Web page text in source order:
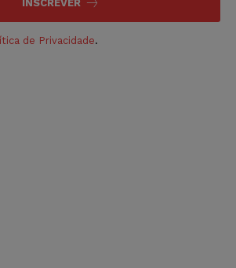
INSCREVER
de Privacidade.